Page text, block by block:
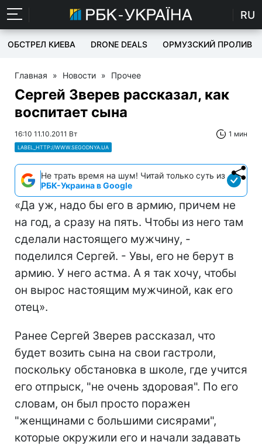
RU
ОБСТРЕЛ КИЕВА DRONE DEALS ОРМУЗСКИЙ ПРОЛИВ
Главная » Новости » Прочее
Сергей Зверев рассказал, как
воспитает сына
16:10 11.10.2011 Вт 1 мин
LABEL_HTTP://WWW.SEGODNYA.UA
Не трать время на шум! Читай только суть из
РБК-Украина в Google
«Да уж, надо бы его в армию, причем не
на год, а сразу на пять. Чтобы из него там
сделали настоящего мужчину, -
поделился Сергей. - Увы, его не берут в
армию. У него астма. А я так хочу, чтобы
он вырос настоящим мужчиной, как его
отец».
Ранее Сергей Зверев рассказал, что
будет возить сына на свои гастроли,
поскольку обстановка в школе, где учится
его отпрыск, "не очень здоровая". По его
словам, он был просто поражен
"женщинами с большими сисярами",
которые окружили его и начали задавать